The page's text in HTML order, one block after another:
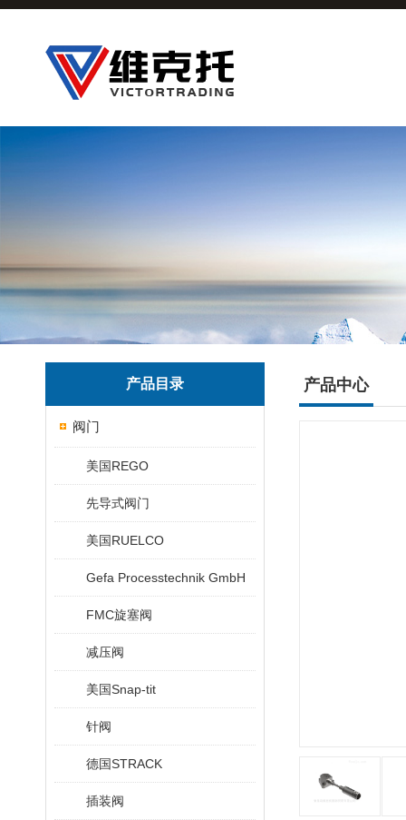
产品目录
阀门
美国REGO
先导式阀门
美国RUELCO
Gefa Processtechnik GmbH
FMC旋塞阀
减压阀
美国Snap-tit
针阀
德国STRACK
插装阀
产品中心